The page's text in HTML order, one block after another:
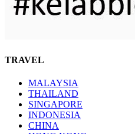
TRAVEL
MALAYSIA
THAILAND
SINGAPORE
INDONESIA
CHINA